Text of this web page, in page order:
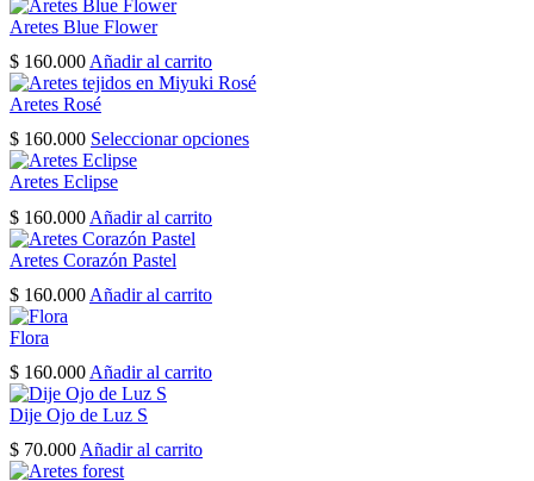
Aretes Blue Flower
$ 160.000 Añadir al carrito
Aretes Rosé
$ 160.000 Seleccionar opcionesEste
Aretes Eclipse
$ 160.000 Añadir al carrito
Aretes Corazón Pastel
$ 160.000 Añadir al carrito
Flora
$ 160.000 Añadir al carrito
Dije Ojo de Luz S
$ 70.000 Añadir al carrito